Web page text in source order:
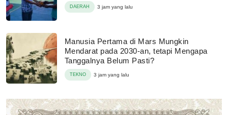
DAERAH 3 jam yang lalu
Manusia Pertama di Mars Mungkin
Mendarat pada 2030-an, tetapi Mengapa
Tanggalnya Belum Pasti?
TEKNO 3 jam yang lalu